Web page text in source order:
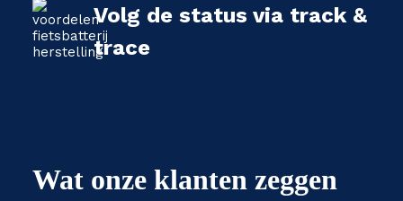
Volg de status via track &
trace
Wat onze klanten zeggen